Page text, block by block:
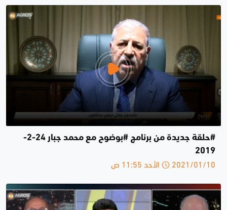
#حلقة جديدة من برنامج #بوضوح مع محمد جبار 24-2-
2019
2021/01/10 الأحد 11:55 ص